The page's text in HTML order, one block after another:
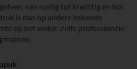
van rustig tot krachtig en hol.
is dan op andere bekende
op het water. Zelfs professionele
trainen.